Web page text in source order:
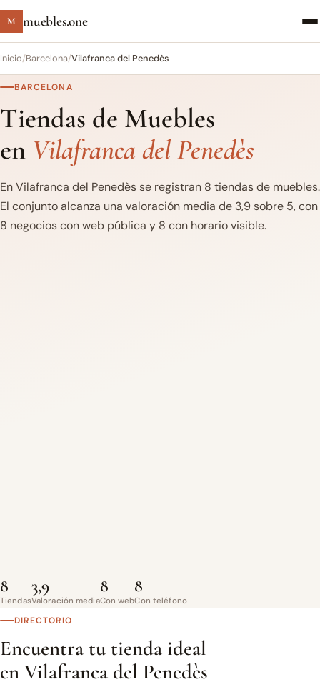
M muebles.one
Inicio/Barcelona/Vilafranca del Penedès
BARCELONA
Tiendas de Muebles
en Vilafranca del Penedès
En Vilafranca del Penedès se registran 8 tiendas de muebles.
El conjunto alcanza una valoración media de 3,9 sobre 5, con
8 negocios con web pública y 8 con horario visible.
8
Tiendas
3,9
Valoración media
8
Con web
8
Con teléfono
DIRECTORIO
Encuentra tu tienda ideal
en Vilafranca del Penedès